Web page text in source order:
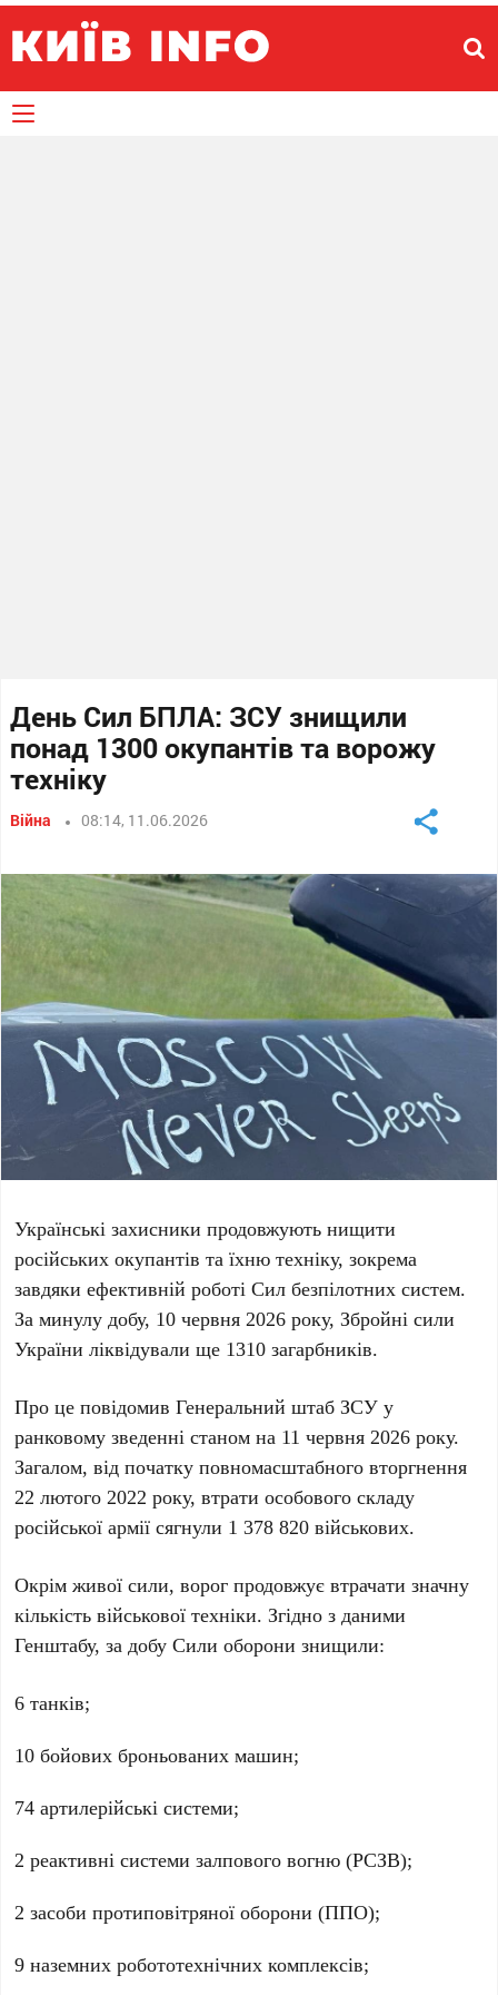
День Сил БПЛА: ЗСУ знищили
понад 1300 окупантів та ворожу
техніку
Війна 08:14, 11.06.2026
Українські захисники продовжують нищити
російських окупантів та їхню техніку, зокрема
завдяки ефективній роботі Сил безпілотних систем.
За минулу добу, 10 червня 2026 року, Збройні сили
України ліквідували ще 1310 загарбників.
Про це повідомив Генеральний штаб ЗСУ у
ранковому зведенні станом на 11 червня 2026 року.
Загалом, від початку повномасштабного вторгнення
22 лютого 2022 року, втрати особового складу
російської армії сягнули 1 378 820 військових.
Окрім живої сили, ворог продовжує втрачати значну
кількість військової техніки. Згідно з даними
Генштабу, за добу Сили оборони знищили:
6 танків;
10 бойових броньованих машин;
74 артилерійські системи;
2 реактивні системи залпового вогню (РСЗВ);
2 засоби протиповітряної оборони (ППО);
9 наземних робототехнічних комплексів;